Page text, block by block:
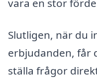
vara en stor
Slutligen, när du
erbjudanden, får
ställa frågor